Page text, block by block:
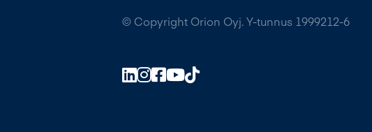
© Copyright Orion Oyj. Y-tunnus 1999212-6